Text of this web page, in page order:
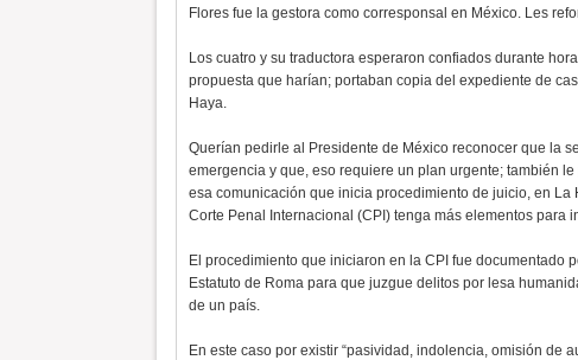
Flores fue la gestora como corresponsal en México. Les
Los cuatro y su traductora esperaron confiados durante
propuesta que harían; portaban copia del expediente de
Haya.
Querían pedirle al Presidente de México reconocer que la
emergencia y que, eso requiere un plan urgente; también
esa comunicación que inicia procedimiento de juicio, en
Corte Penal Internacional (CPI) tenga más elementos para
El procedimiento que iniciaron en la CPI fue documentado
Estatuto de Roma para que juzgue delitos por lesa
de un país.
En este caso por existir “pasividad, indolencia, omisión de